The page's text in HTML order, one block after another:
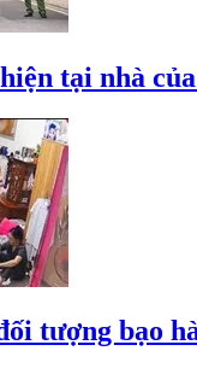
tại nhà
tượng bạo